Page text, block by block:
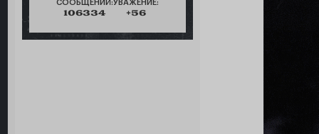
СООБЩЕНИЙ:
106334
УВАЖЕНИЕ:
+56